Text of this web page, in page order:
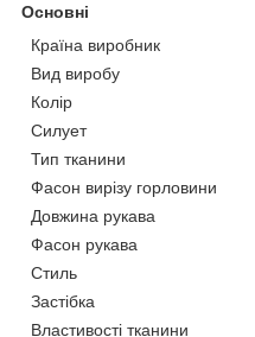
Основні
Країна виробник
Вид виробу
Колір
Силует
Тип тканини
Фасон вирізу горловини
Довжина рукава
Фасон рукава
Стиль
Застібка
Властивості тканини